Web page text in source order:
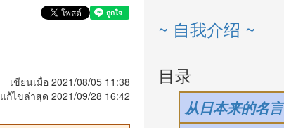
เขียนเมื่อ 2021/08/05 11:38
แก้ไขล่าสุด 2021/09/28 16:42
~ 自我介绍 ~
目录
从日本来的名言